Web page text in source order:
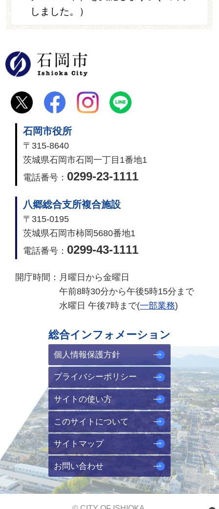
しました。）
石岡市役所
〒315-8640
茨城県石岡市石岡一丁目1番地1
電話番号： 0299-23-1111
八郷総合支所複合施設
〒315-0195
茨城県石岡市柿岡5680番地1
電話番号： 0299-43-1111
開庁時間： 月曜日から金曜日
午前8時30分から午後5時15分まで
水曜日 午後7時まで(一部業務)
総合インフォメーション
個人情報保護方針
プライバシーポリシー
サイトの使い方
このサイトについて
サイトマップ
お問い合わせ